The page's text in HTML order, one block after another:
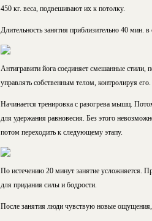
450 кг. веса, подвешивают их к потолку.
Длительность занятия приблизительно 40 мин.
Антигравити йога соединяет смешанные стили,
управлять собственным телом, контролируя
Начинается тренировка с разогрева мышц.
для удержания равновесия. Без этого
потом переходить к следующему этапу.
По истечению 20 минут занятие усложняется.
для придания силы и бодрости.
После занятия люди чувствую новые ощущения,